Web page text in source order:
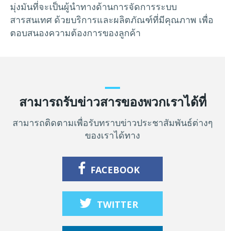
มุ่งมันที่จะเป็นผู้นำทางด้านการจัดการระบบ
สารสนเทศ ด้วยบริการและผลิตภัณฑ์ที่มีคุณภาพ เพื่อ
ตอบสนองความต้องการของลูกค้า
สามารถรับข่าวสารของพวกเราได้ที่
สามารถติดตามเพื่อรับทราบข่าวประชาสัมพันธ์ต่างๆ
ของเราได้ทาง
FACEBOOK
TWITTER